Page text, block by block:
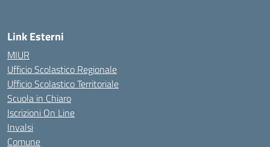
Link Esterni
MIUR
Ufficio Scolastico Regionale
Ufficio Scolastico Territoriale
Scuola in Chiaro
Iscrizioni On Line
Invalsi
Comune